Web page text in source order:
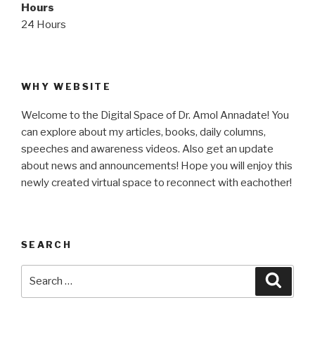
Hours
24 Hours
WHY WEBSITE
Welcome to the Digital Space of Dr. Amol Annadate! You
can explore about my articles, books, daily columns,
speeches and awareness videos. Also get an update
about news and announcements! Hope you will enjoy this
newly created virtual space to reconnect with eachother!
SEARCH